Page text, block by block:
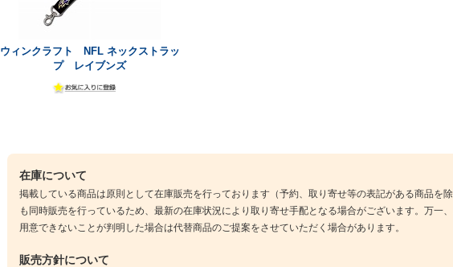
ウィンクラフト NFL ネックストラッ
プ レイブンズ
在庫について
掲載している商品は原則として在庫販売を行っております（予約、取り寄せ等の表記がある商品を
も同時販売を行っているため、最新の在庫状況により取り寄せ手配となる場合がございます。万一
用意できないことが判明した場合は代替商品のご提案をさせていただく場合があります。
販売方針について